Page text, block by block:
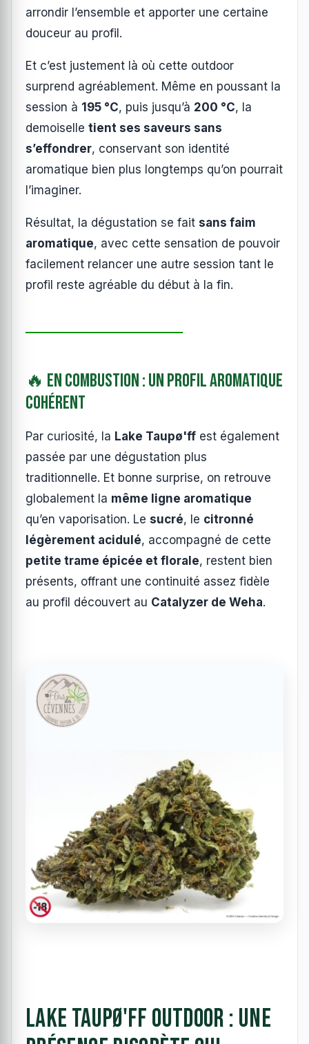
arrondir l’ensemble et apporter une certaine
douceur au profil.
Et c’est justement là où cette outdoor
surprend agréablement. Même en poussant la
session à 195 °C, puis jusqu’à 200 °C, la
demoiselle tient ses saveurs sans
s’effondrer, conservant son identité
aromatique bien plus longtemps qu’on pourrait
l’imaginer.
Résultat, la dégustation se fait sans faim
aromatique, avec cette sensation de pouvoir
facilement relancer une autre session tant le
profil reste agréable du début à la fin.
────────────
🔥 En combustion : un profil aromatique
cohérent
Par curiosité, la Lake Taupø'ff est également
passée par une dégustation plus
traditionnelle. Et bonne surprise, on retrouve
globalement la même ligne aromatique
qu’en vaporisation. Le sucré, le citronné
légèrement acidulé, accompagné de cette
petite trame épicée et florale, restent bien
présents, offrant une continuité assez fidèle
au profil découvert au Catalyzer de Weha.
Lake Taupø'ff Outdoor : une